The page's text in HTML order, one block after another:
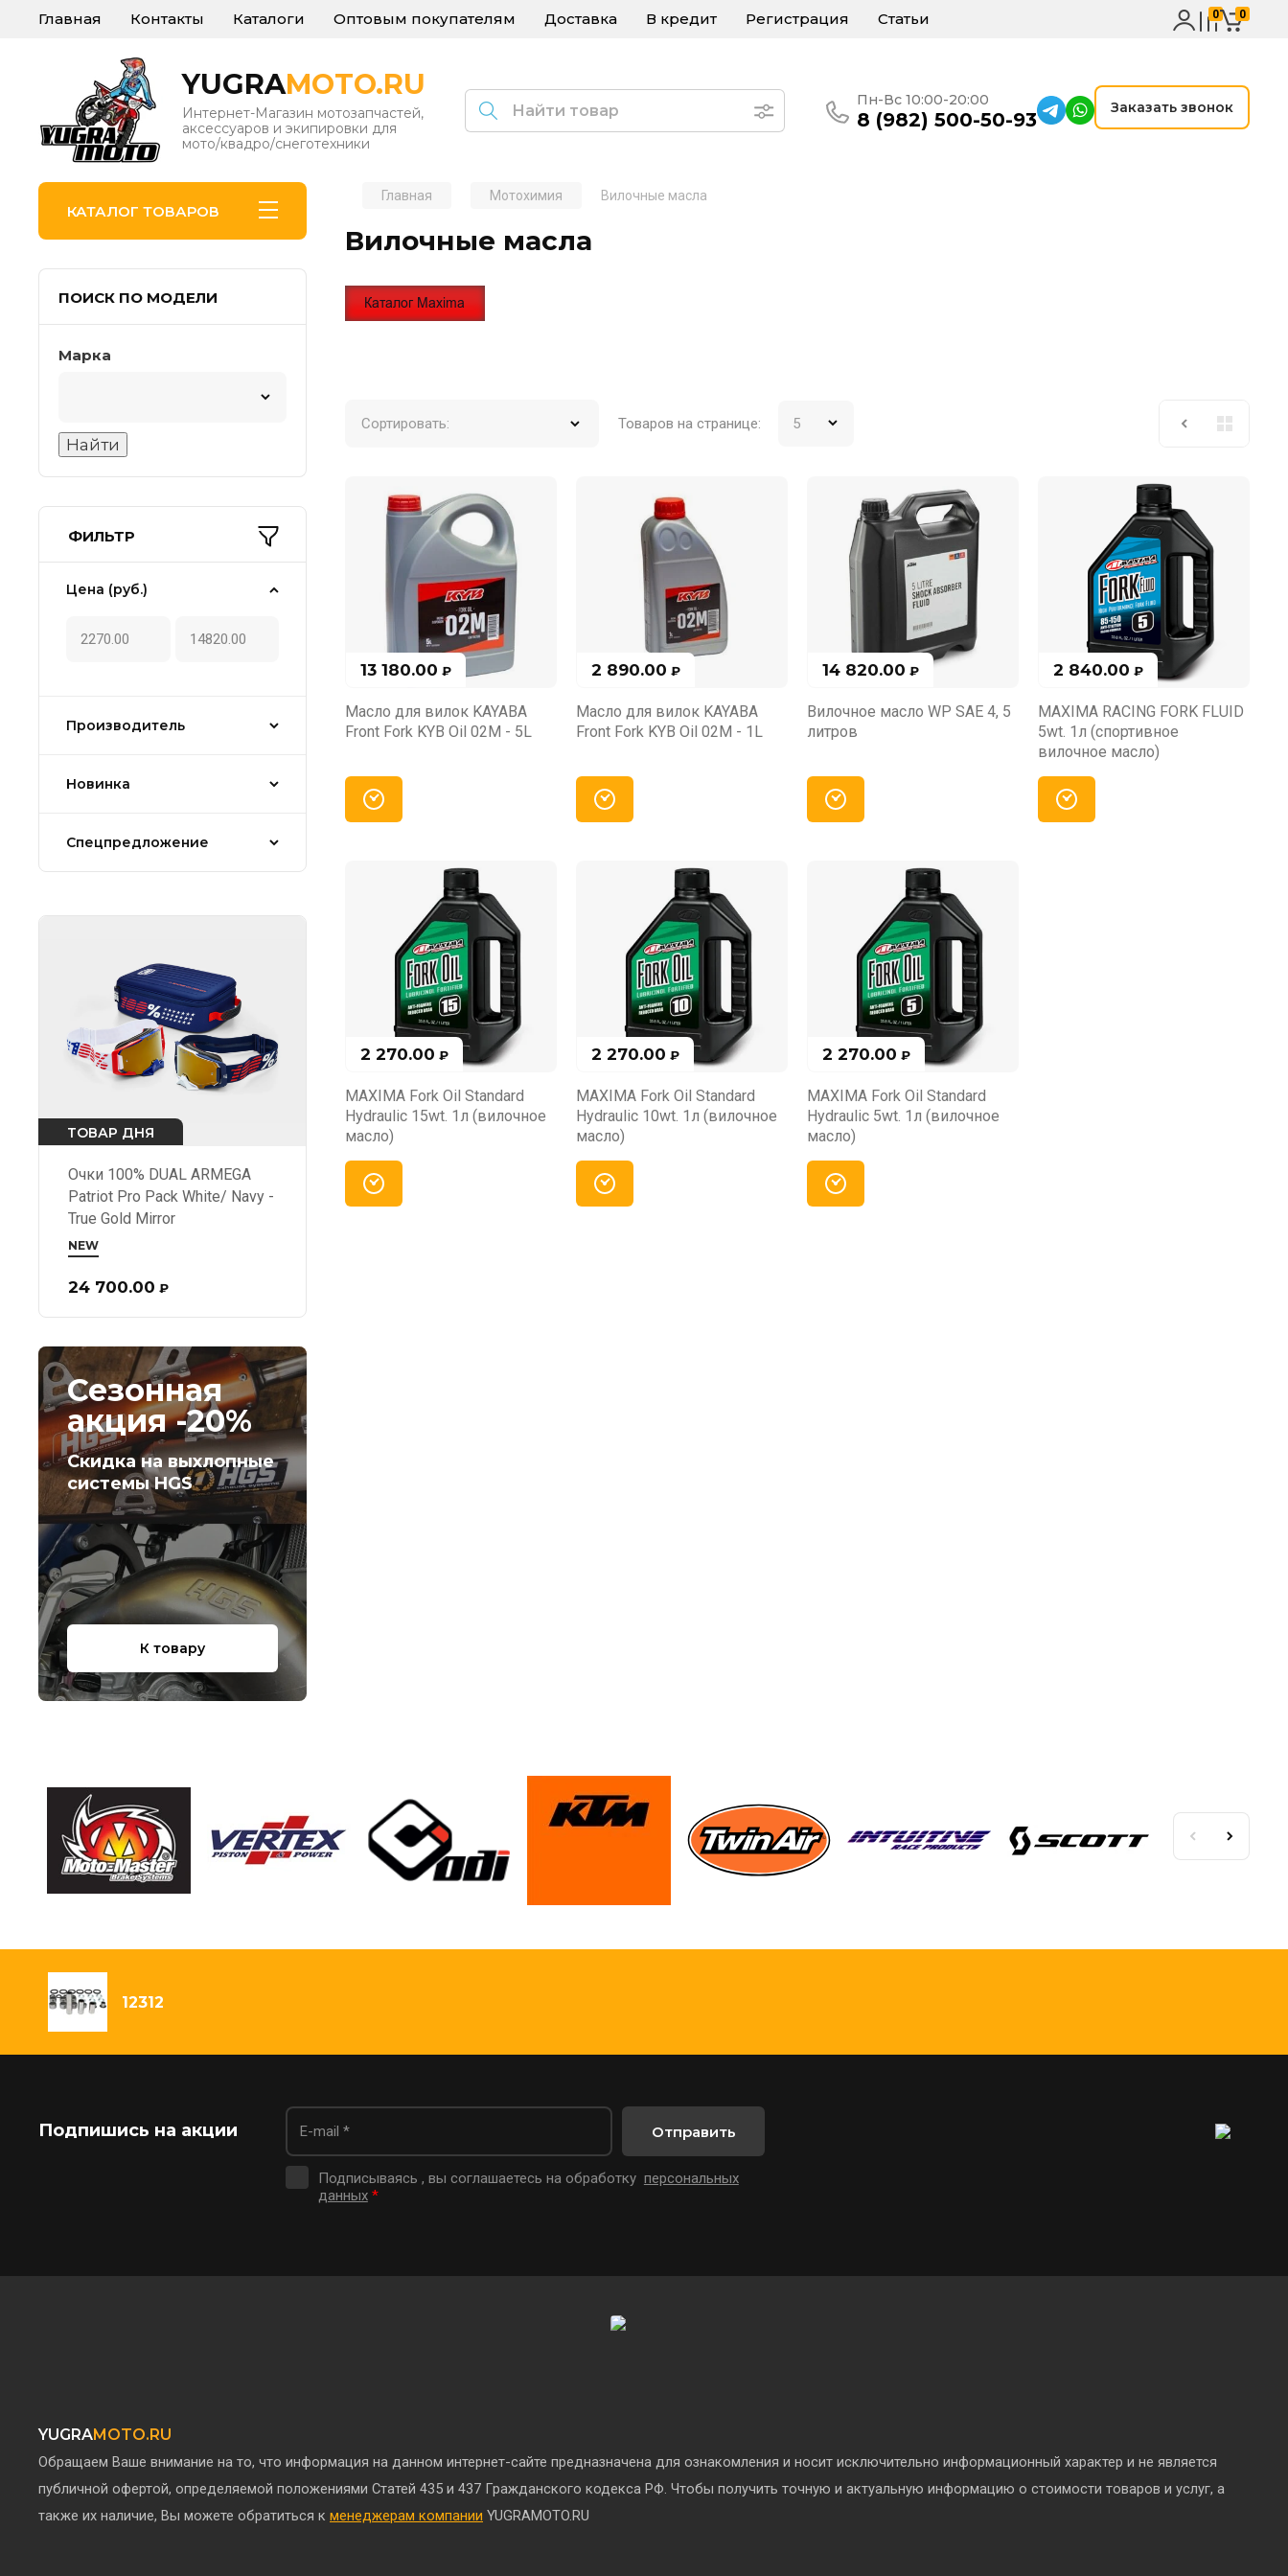
Главная Контакты Каталоги Оптовым покупателям Доставка В кредит Регистрация Статьи 0 0
YUGRAMOTO.RU
Интернет-Магазин мотозапчастей,
аксессуаров и экипировки для
мото/квадро/снеготехники
Пн-Вс 10:00-20:00
8 (982) 500-50-93
Заказать звонок
КАТАЛОГ ТОВАРОВ
ПОИСК ПО МОДЕЛИ
Марка
ФИЛЬТР
Цена (руб.)
Производитель
Новинка
Спецпредложение
ТОВАР ДНЯ
Очки 100% DUAL ARMEGA
Patriot Pro Pack White/ Navy -
True Gold Mirror
NEW
24 700.00 ₽
Сезонная
акция -20%
Скидка на выхлопные
системы HGS
К товару
Главная Мотохимия Вилочные масла
Вилочные масла
Сортировать: Товаров на странице:
13 180.00 ₽
Масло для вилок KAYABA
Front Fork KYB Oil 02M - 5L
2 890.00 ₽
Масло для вилок KAYABA
Front Fork KYB Oil 02M - 1L
14 820.00 ₽
Вилочное масло WP SAE 4, 5
литров
2 840.00 ₽
MAXIMA RACING FORK FLUID
5wt. 1л (спортивное
вилочное масло)
2 270.00 ₽
MAXIMA Fork Oil Standard
Hydraulic 15wt. 1л (вилочное
масло)
2 270.00 ₽
MAXIMA Fork Oil Standard
Hydraulic 10wt. 1л (вилочное
масло)
2 270.00 ₽
MAXIMA Fork Oil Standard
Hydraulic 5wt. 1л (вилочное
масло)
12312
Подпишись на акции
Подписываясь , вы соглашаетесь на обработку персональных
данных *
Отправить
YUGRAMOTO.RU
Обращаем Ваше внимание на то, что информация на данном интернет-сайте предназначена для ознакомления и носит исключительно информационный характер и не является
публичной офертой, определяемой положениями Статей 435 и 437 Гражданского кодекса РФ. Чтобы получить точную и актуальную информацию о стоимости товаров и услуг, а
также их наличие, Вы можете обратиться к менеджерам компании YUGRAMOTO.RU